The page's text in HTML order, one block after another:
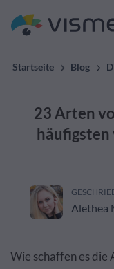
Startseite Blog
23 Arten
Alethea
Wie schaffen es die